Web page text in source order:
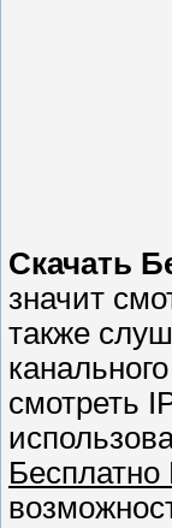
Скачать
значит
также
смотреть